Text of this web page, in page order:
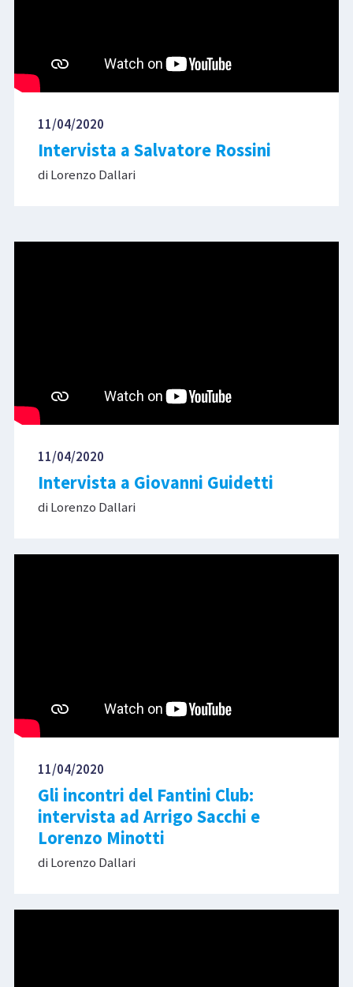
11/04/2020
Intervista a Salvatore Rossini
di Lorenzo Dallari
11/04/2020
Intervista a Giovanni Guidetti
di Lorenzo Dallari
11/04/2020
Gli incontri del Fantini Club:
intervista ad Arrigo Sacchi e
Lorenzo Minotti
di Lorenzo Dallari